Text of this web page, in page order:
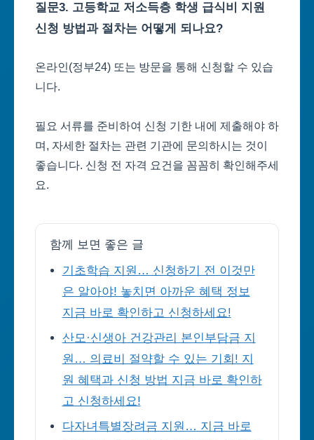
질문3. 고등학교 저소득층 학생 급식비 지원
신청 방법과 절차는 어떻게 되나요?
온라인(정부24) 또는 방문을 통해 신청할 수 있습
니다.
필요 서류를 준비하여 신청 기한 내에 제출해야 하
며, 자세한 절차는 관련 기관에 문의하시는 것이
좋습니다. 신청 전 자격 요건을 꼼꼼히 확인해주세
요.
함께 보면 좋은 글
기초학습 지원… 신청하기 전 이것만
은 알아야! 놓치면 아까운 혜택 정보
지금 바로 확인하고 신청하세요!
산모·신생아 건강관리 본인부담금 지
원… 의료비 절약할 수 있는 기회! 지
원 혜택과 신청 방법 지금 바로 확인하
고 신청하세요!
다자녀특별장려금 지원… 지금 바로